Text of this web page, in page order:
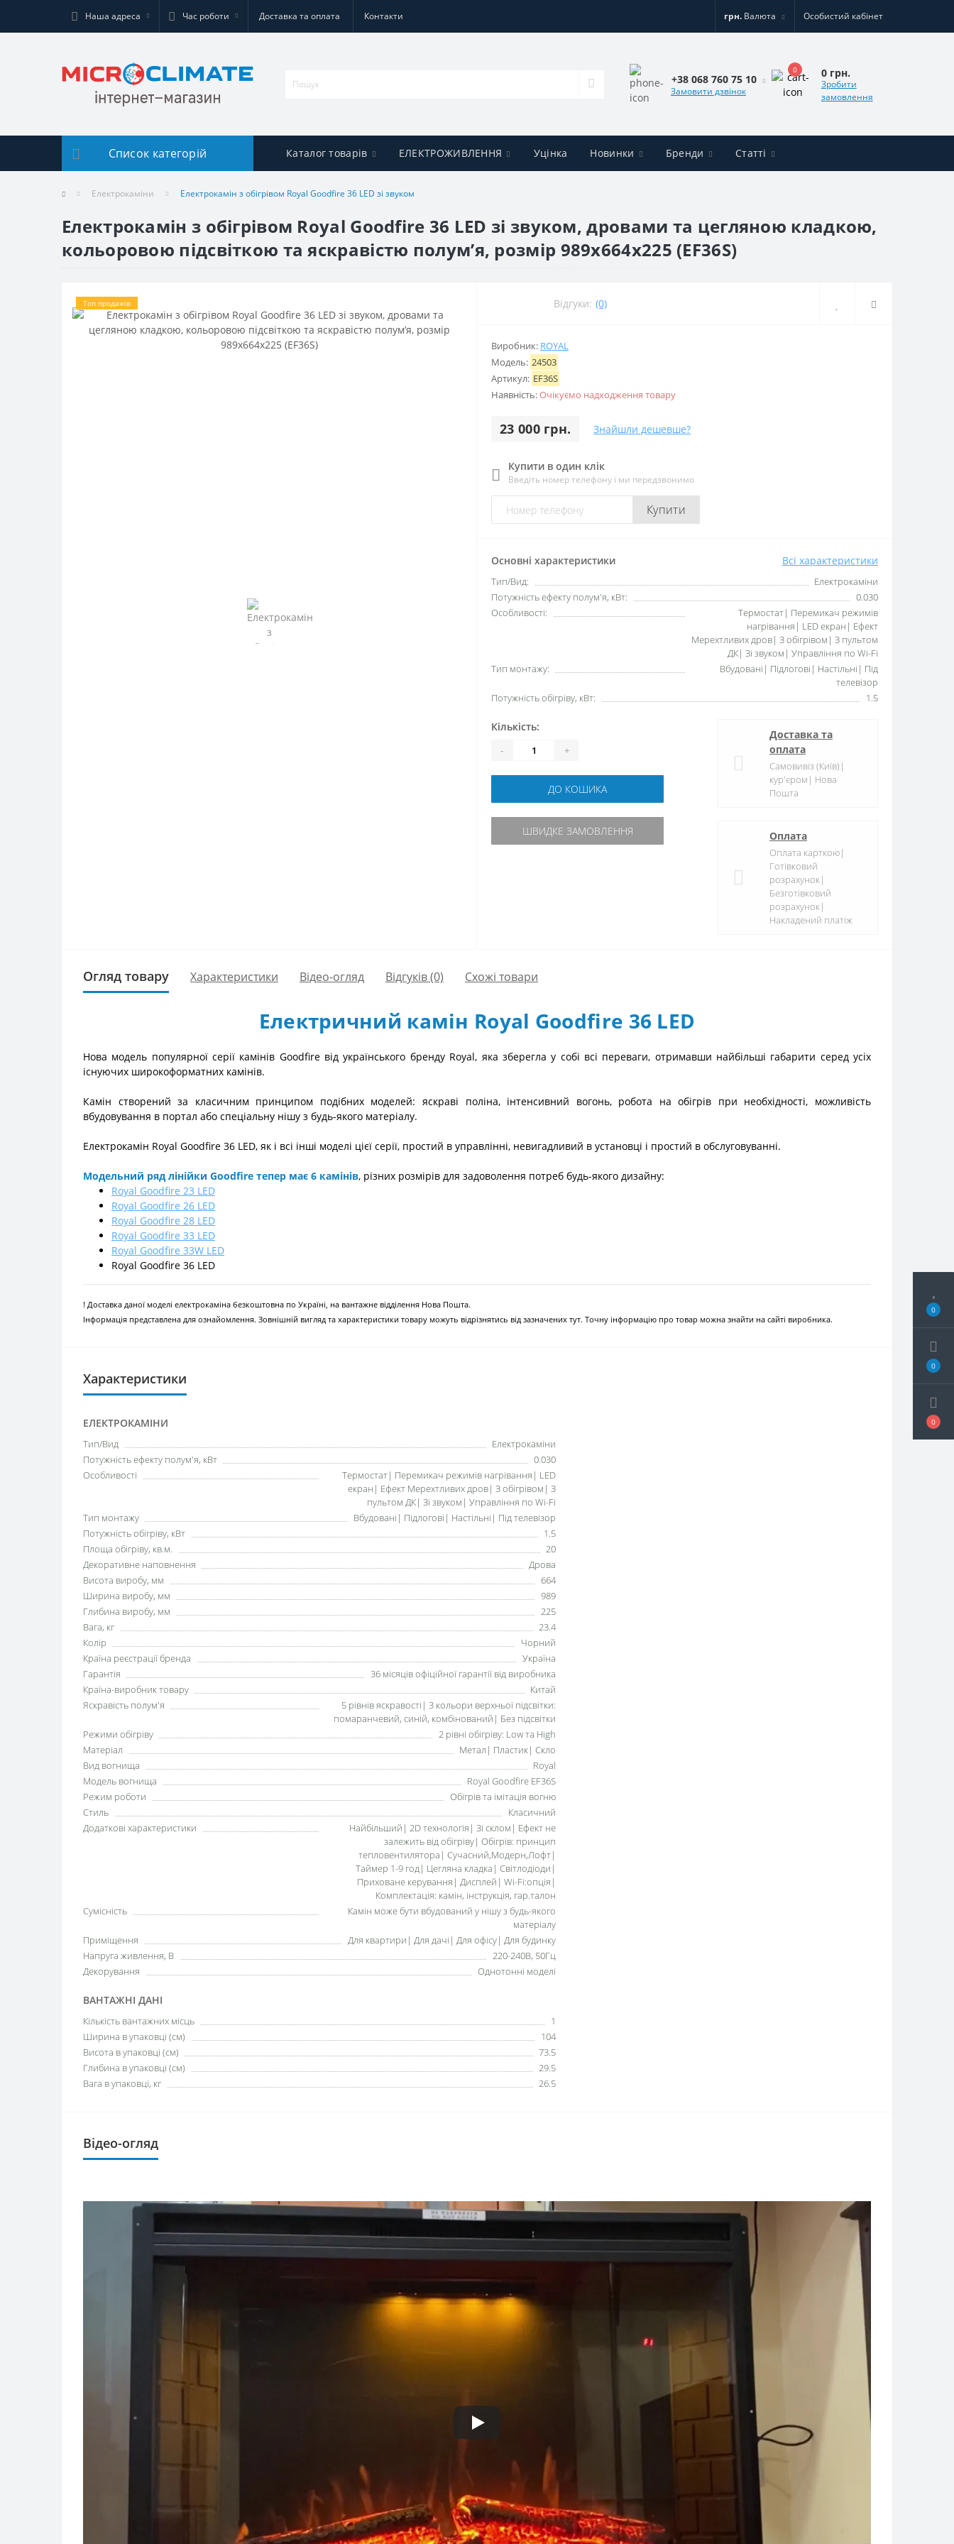
0
0
0
Наша адреса Час роботи Доставка та оплата Контакти грн. Валюта Особистий кабінет
+38 068 760 75 10
Замовити дзвінок
0 0 грн.
Зробити
замовлення
Список категорій Каталог товарів ЕЛЕКТРОЖИВЛЕННЯ Уцінка Новинки Бренди Статті
Електрокаміни Електрокамін з обігрівом Royal Goodfire 36 LED зі звуком
Електрокамін з обігрівом Royal Goodfire 36 LED зі звуком, дровами та цегляною кладкою,
кольоровою підсвіткою та яскравістю полумʼя, розмір 989x664x225 (EF36S)
Топ продажів Відгуки: (0)
Виробник: ROYAL
Модель: 24503
Артикул: EF36S
Наявність:Очікуємо надходження товару
23 000 грн. Знайшли дешевше?
Купити в один клік
Введіть номер телефону і ми передзвонимо
Купити
Основні характеристики Всі характеристики
Тип/Вид:
Електрокаміни
Потужність ефекту полум'я, кВт:
0.030
Особливості:
Термостат| Перемикач режимів
нагрівання| LED екран| Ефект
Мерехтливих дров| З обігрівом| З пультом
ДК| Зі звуком| Управління по Wi-Fi
Тип монтажу:
Вбудовані| Підлогові| Настільні| Під
телевізор
Потужність обігріву, кВт:
1.5
Кількість:
- +
ДО КОШИКА
ШВИДКЕ ЗАМОВЛЕННЯ
Доставка та
оплата
Самовивіз (Київ)|
кур'єром| Нова
Пошта
Оплата
Оплата карткою|
Готівковий
розрахунок|
Безготівковий
розрахунок|
Накладений платіж
Огляд товару Характеристики Відео-огляд Відгуків (0) Схожі товари
Електричний камін Royal Goodfire 36 LED
Нова модель популярної серії камінів Goodfire від українського бренду Royal, яка зберегла у собі всі переваги, отримавши найбільші габарити серед усіх
існуючих широкоформатних камінів.
Камін створений за класичним принципом подібних моделей: яскраві поліна, інтенсивний вогонь, робота на обігрів при необхідності, можливість
вбудовування в портал або спеціальну нішу з будь-якого матеріалу.
Електрокамін Royal Goodfire 36 LED, як і всі інші моделі цієї серії, простий в управлінні, невигадливий в установці і простий в обслуговуванні.
Модельний ряд лінійки Goodfire тепер має 6 камінів, різних розмірів для задоволення потреб будь-якого дизайну:
Royal Goodfire 23 LED
Royal Goodfire 26 LED
Royal Goodfire 28 LED
Royal Goodfire 33 LED
Royal Goodfire 33W LED
Royal Goodfire 36 LED
! Доставка даної моделі електрокаміна безкоштовна по Україні, на вантажне відділення Нова Пошта.
Інформація представлена для ознайомлення. Зовнішній вигляд та характеристики товару можуть відрізнятись від зазначених тут. Точну інформацію про товар можна знайти на сайті виробника.
Характеристики
ЕЛЕКТРОКАМІНИ
Тип/Вид
Електрокаміни
Потужність ефекту полум'я, кВт
0.030
Особливості
Термостат| Перемикач режимів нагрівання| LED
екран| Ефект Мерехтливих дров| З обігрівом| З
пультом ДК| Зі звуком| Управління по Wi-Fi
Тип монтажу
Вбудовані| Підлогові| Настільні| Під телевізор
Потужність обігріву, кВт
1.5
Площа обігріву, кв.м.
20
Декоративне наповнення
Дрова
Висота виробу, мм
664
Ширина виробу, мм
989
Глибина виробу, мм
225
Вага, кг
23.4
Колір
Чорний
Країна реєстрації бренда
Україна
Гарантія
36 місяців офіційної гарантії від виробника
Країна-виробник товару
Китай
Яскравість полум'я
5 рівнів яскравості| 3 кольори верхньої підсвітки:
помаранчевий, синій, комбінований| Без підсвітки
Режими обігріву
2 рівні обігріву: Low та High
Матеріал
Метал| Пластик| Скло
Вид вогнища
Royal
Модель вогнища
Royal Goodfire EF36S
Режим роботи
Обігрів та імітація вогню
Стиль
Класичний
Додаткові характеристики
Найбільший| 2D технологія| Зі склом| Ефект не
залежить від обігріву| Обігрів: принцип
тепловентилятора| Сучасний,Модерн,Лофт|
Таймер 1-9 год| Цегляна кладка| Світлодіоди|
Приховане керування| Дисплей| Wi-Fi:опція|
Комплектація: камін, інструкція, гар.талон
Сумісність
Камін може бути вбудований у нішу з будь-якого
матеріалу
Приміщення
Для квартири| Для дачі| Для офісу| Для будинку
Напруга живлення, В
220-240В, 50Гц
Декорування
Однотонні моделі
ВАНТАЖНІ ДАНІ
Кількість вантажних місць
1
Ширина в упаковці (см)
104
Висота в упаковці (см)
73.5
Глибина в упаковці (см)
29.5
Вага в упаковці, кг
26.5
Відео-огляд